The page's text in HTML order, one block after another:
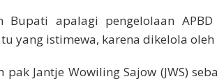
Bupati apalagi pengelolaan
yang istimewa, karena dikelola
pak Jantje Wowiling Sajow (JWS)